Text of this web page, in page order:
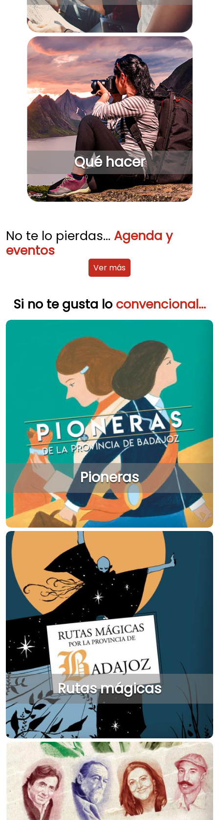
Qué hacer
No te lo pierdas... Agenda y
eventos
Ver más
Si no te gusta lo convencional...
Pioneras
Rutas mágicas